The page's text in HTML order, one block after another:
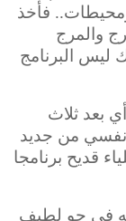
فأخذ
والمرج
ليس البرنامج
بعد ثلاث
من جديد
قديح برنامجا
في جو لطيف